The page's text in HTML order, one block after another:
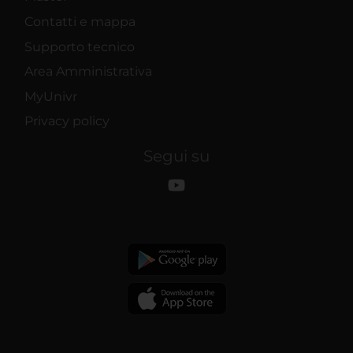
Contatti e mappa
Supporto tecnico
Area Amministrativa
MyUnivr
Privacy policy
Segui su